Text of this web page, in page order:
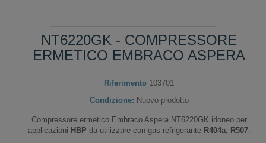
NT6220GK - COMPRESSORE
ERMETICO EMBRACO ASPERA
Riferimento 103701
Condizione: Nuovo prodotto
Compressore ermetico Embraco Aspera NT6220GK idoneo per
applicazioni HBP da utilizzare con gas refrigerante R404a, R507.